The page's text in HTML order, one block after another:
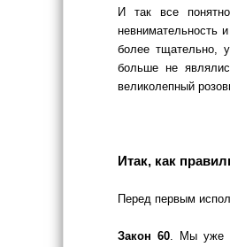
И так все
невнимательность
более тщательно,
больше не
великолепный
Итак, как
Перед первым
Закон 60. Мы уже